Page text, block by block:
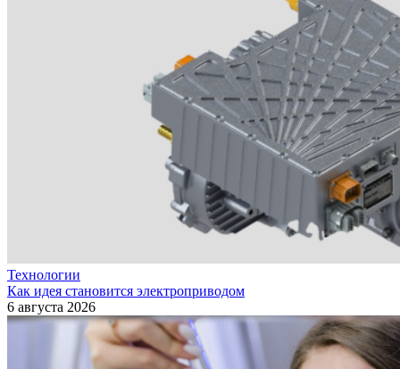
Технологии
Как идея становится электроприводом
6 августа 2026